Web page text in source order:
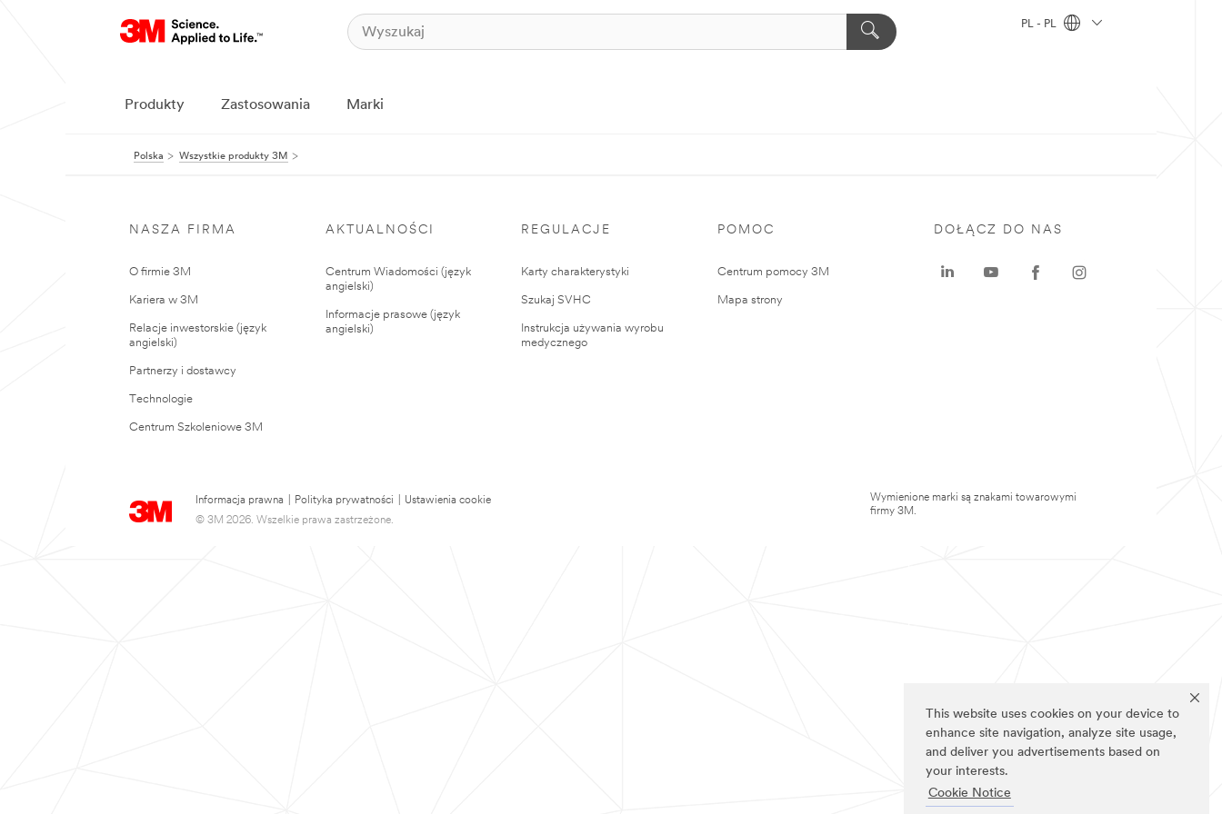
This website uses cookies on your device to
enhance site navigation, analyze site usage,
and deliver you advertisements based on
your interests.
Cookie Notice
PL - PL
Produkty Zastosowania Marki
Polska Wszystkie produkty 3M
NASZA FIRMA
O firmie 3M
Kariera w 3M
Relacje inwestorskie (język
angielski)
Partnerzy i dostawcy
Technologie
Centrum Szkoleniowe 3M
AKTUALNOŚCI
Centrum Wiadomości (język
angielski)
Informacje prasowe (język
angielski)
REGULACJE
Karty charakterystyki
Szukaj SVHC
Instrukcja używania wyrobu
medycznego
POMOC
Centrum pomocy 3M
Mapa strony
Informacja prawna Polityka prywatności
Ustawienia cookie
© 3M 2026. Wszelkie prawa zastrzeżone.
DOŁĄCZ DO NAS
Wymienione marki są znakami towarowymi
firmy 3M.